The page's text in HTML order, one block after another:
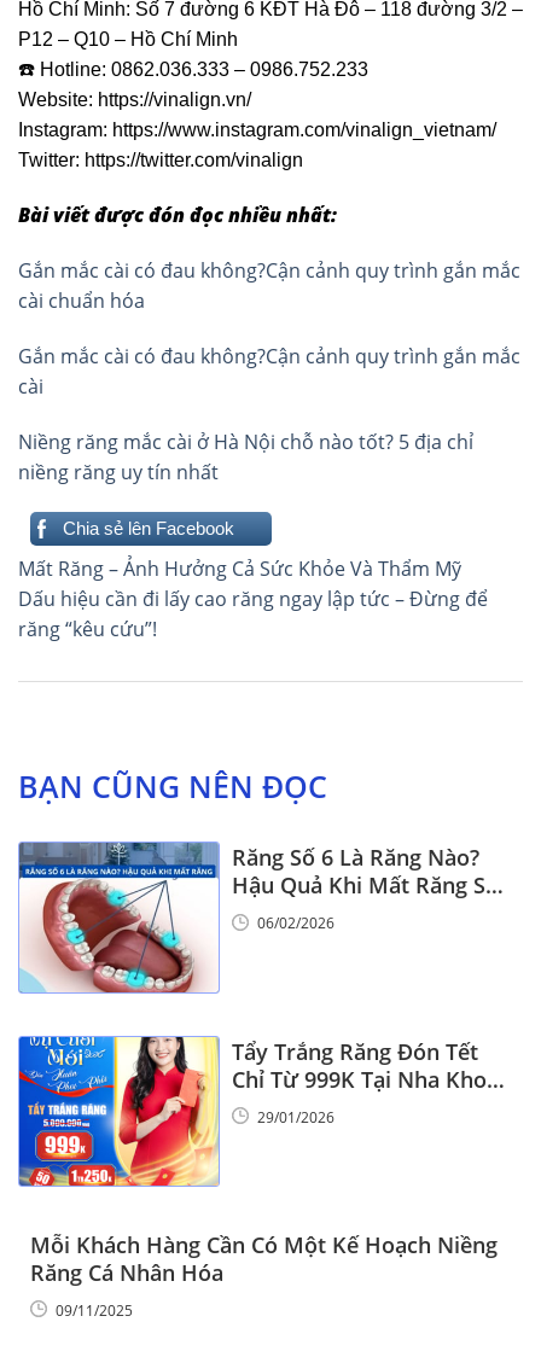
Hồ Chí Minh: Số 7 đường 6 KĐT Hà Đô – 118 đường 3/2 –
P12 – Q10 – Hồ Chí Minh
☎️ Hotline: 0862.036.333 – 0986.752.233
Website: https://vinalign.vn/
Instagram: https://www.instagram.com/vinalign_vietnam/
Twitter: https://twitter.com/vinalign
Bài viết được đón đọc nhiều nhất:
Gắn mắc cài có đau không?Cận cảnh quy trình gắn mắc
cài chuẩn hóa
Gắn mắc cài có đau không?Cận cảnh quy trình gắn mắc
cài
Niềng răng mắc cài ở Hà Nội chỗ nào tốt? 5 địa chỉ
niềng răng uy tín nhất
Chia sẻ lên Facebook
Điều
hướng
bài
Mất Răng – Ảnh Hưởng Cả Sức Khỏe Và Thẩm Mỹ
Dấu hiệu cần đi lấy cao răng ngay lập tức – Đừng để
răng “kêu cứu”!
BẠN CŨNG NÊN ĐỌC
Răng Số 6 Là Răng Nào?
Hậu Quả Khi Mất Răng Số
6
06/02/2026
Tẩy Trắng Răng Đón Tết
Chỉ Từ 999K Tại Nha Khoa
Vinalign
29/01/2026
Mỗi Khách Hàng Cần Có Một Kế Hoạch Niềng
Răng Cá Nhân Hóa
09/11/2025